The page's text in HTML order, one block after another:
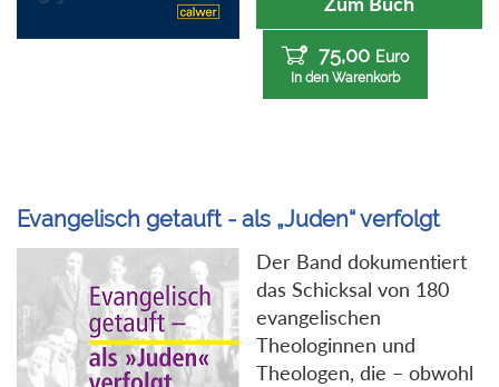
75,00 Euro
In den Warenkorb
Evangelisch getauft - als „Juden“ verfolgt
Der Band dokumentiert
das Schicksal von 180
evangelischen
Theologinnen und
Theologen, die – obwohl